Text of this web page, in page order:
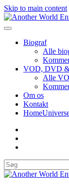
Skip to main content
Biograf
Alle
VOD, DVD
Alle
Om os
Kontakt